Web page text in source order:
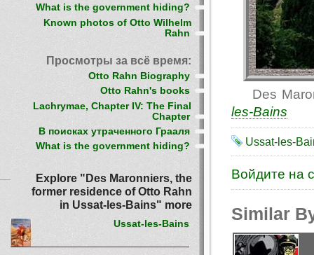
Des
les-Bains
Ussat-les-
Войдите на
Similar
What is the government hiding?
Known photos of Otto Wilhelm
Rahn
Просмотры за всё время:
Otto Rahn Biography
Otto Rahn's books
Lachrymae, Chapter IV: The Final
Chapter
В поисках утраченного Грааля
What is the government hiding?
Explore "Des Maronniers, the
former residence of Otto Rahn
in Ussat-les-Bains" more
Ussat-les-Bains